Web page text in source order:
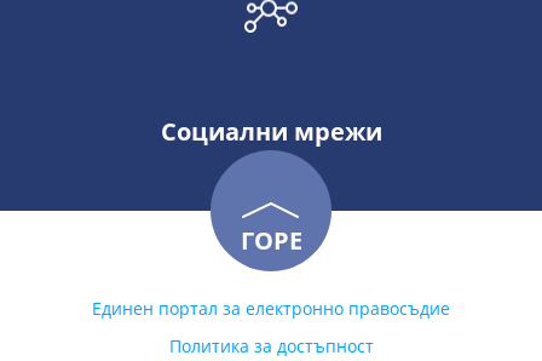
Социални мрежи
ГОРЕ
Единен портал за електронно правосъдие
Политика за достъпност